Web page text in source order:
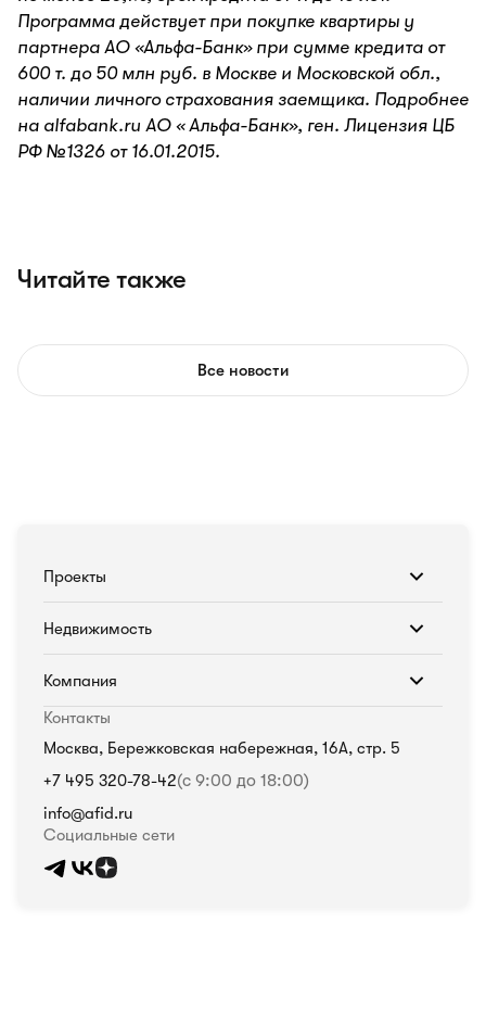
Программа действует при покупке квартиры у
партнера АО «Альфа-Банк» при сумме кредита от
600 т. до 50 млн руб. в Москве и Московской обл.,
наличии личного страхования заемщика. Подробнее
на alfabank.ru АО « Альфа-Банк», ген. Лицензия ЦБ
РФ №1326 от 16.01.2015.
Читайте также
Все новости
Проекты
Недвижимость
Компания
Контакты
Москва, Бережковская набережная, 16А, стр. 5
+7 495 320-78-42(с 9:00 до 18:00)
info@afid.ru
Социальные сети